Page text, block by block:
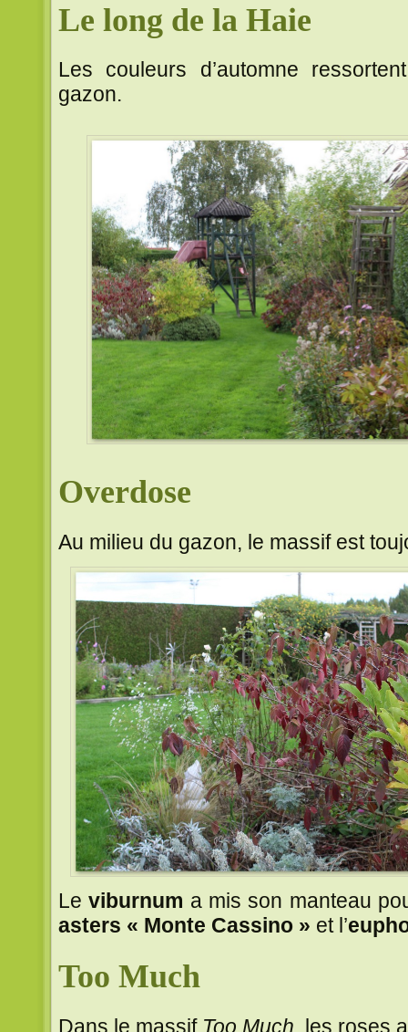
Le long de la Haie
Les couleurs d’automne
gazon.
Overdose
Au milieu du gazon, le massif est
Leviburnum a mis son manteau
asters « Monte Cassino » et l’
Too Much
Dans le massif Too Much , les roses